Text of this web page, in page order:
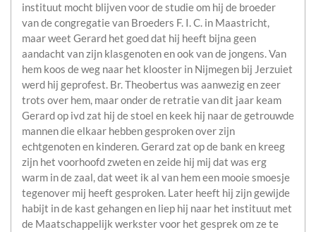
instituut mocht blijven voor de studie om hij de broeder
van de congregatie van Broeders F. I. C. in Maastricht,
maar weet Gerard het goed dat hij heeft bijna geen
aandacht van zijn klasgenoten en ook van de jongens. Van
hem koos de weg naar het klooster in Nijmegen bij Jerzuiet
werd hij geprofest. Br. Theobertus was aanwezig en zeer
trots over hem, maar onder de retratie van dit jaar keam
Gerard op ivd zat hij de stoel en keek hij naar de getrouwde
mannen die elkaar hebben gesproken over zijn
echtgenoten en kinderen. Gerard zat op de bank en kreeg
zijn het voorhoofd zweten en zeide hij mij dat was erg
warm in de zaal, dat weet ik al van hem een mooie smoesje
tegenover mij heeft gesproken. Later heeft hij zijn gewijde
habijt in de kast gehangen en liep hij naar het instituut met
de Maatschappelijk werkster voor het gesprek om ze te